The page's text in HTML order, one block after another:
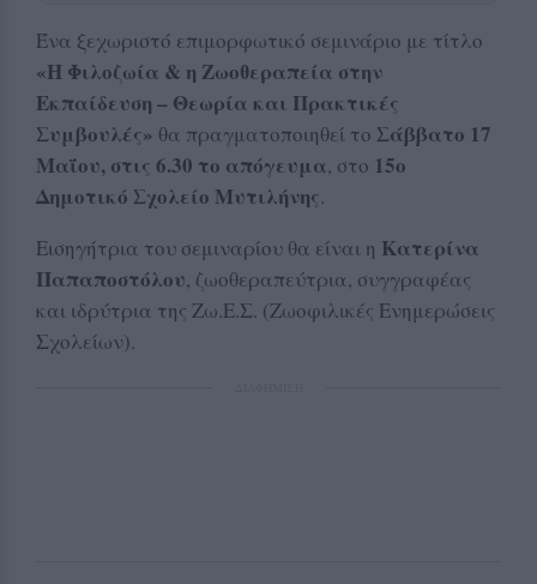
Ένα ξεχωριστό επιμορφωτικό σεμινάριο με τίτλο
«Η Φιλοζωία & η Ζωοθεραπεία στην
Εκπαίδευση – Θεωρία και Πρακτικές
Συμβουλές» θα πραγματοποιηθεί το Σάββατο 17
Μαΐου, στις 6.30 το απόγευμα, στο 15ο
Δημοτικό Σχολείο Μυτιλήνης.
Εισηγήτρια του σεμιναρίου θα είναι η Κατερίνα
Παπαποστόλου, ζωοθεραπεύτρια, συγγραφέας
και ιδρύτρια της Ζω.Ε.Σ. (Ζωοφιλικές Ενημερώσεις
Σχολείων).